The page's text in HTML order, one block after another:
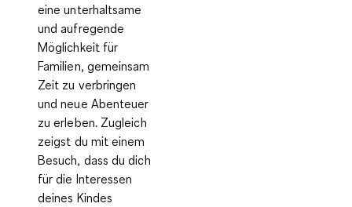
eine unterhaltsame
und aufregende
Möglichkeit für
Familien, gemeinsam
Zeit zu verbringen
und neue Abenteuer
zu erleben. Zugleich
zeigst du mit einem
Besuch, dass du dich
für die Interessen
deines Kindes